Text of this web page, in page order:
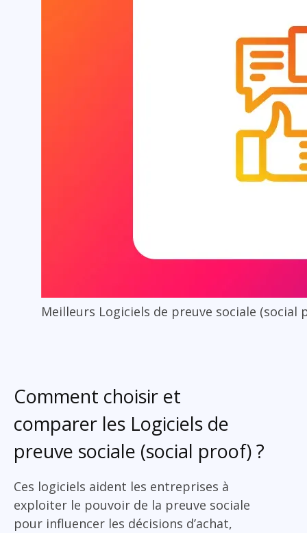
Meilleurs Logiciels de preuve sociale (social
Comment choisir et
comparer les Logiciels de
preuve sociale (social proof) ?
Ces logiciels aident les entreprises à
exploiter le pouvoir de la preuve sociale
pour influencer les décisions d’achat,